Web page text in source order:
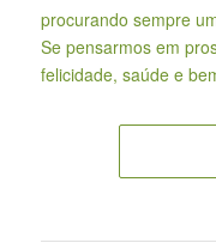
procurando sempre
Se pensarmos em
felicidade, saúde e